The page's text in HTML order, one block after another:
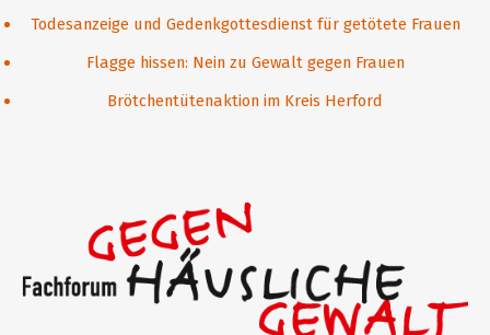
Todesanzeige und Gedenkgottesdienst für getötete Frauen
Flagge hissen: Nein zu Gewalt gegen Frauen
Brötchentütenaktion im Kreis Herford